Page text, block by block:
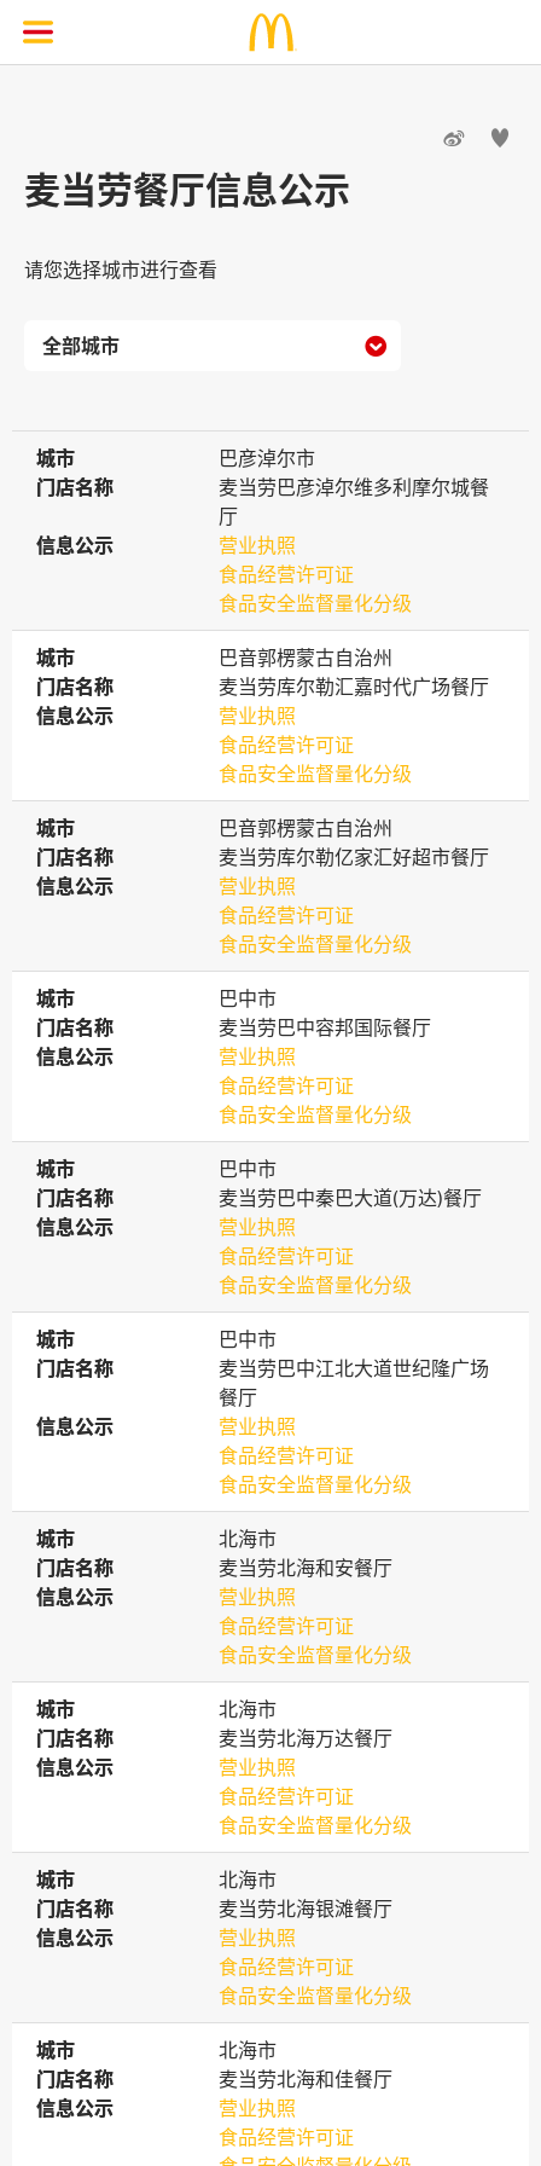
 
麦当劳餐厅信息公示
请您选择城市进行查看

城市
城市
巴彦淖尔市
门店名称
门店名称
麦当劳巴彦淖尔维多利摩尔城餐
厅
信息公示
信息公示
营业执照
食品经营许可证
食品安全监督量化分级
城市
城市
巴音郭楞蒙古自治州
门店名称
门店名称
麦当劳库尔勒汇嘉时代广场餐厅
信息公示
信息公示
营业执照
食品经营许可证
食品安全监督量化分级
城市
城市
巴音郭楞蒙古自治州
门店名称
门店名称
麦当劳库尔勒亿家汇好超市餐厅
信息公示
信息公示
营业执照
食品经营许可证
食品安全监督量化分级
城市
城市
巴中市
门店名称
门店名称
麦当劳巴中容邦国际餐厅
信息公示
信息公示
营业执照
食品经营许可证
食品安全监督量化分级
城市
城市
巴中市
门店名称
门店名称
麦当劳巴中秦巴大道(万达)餐厅
信息公示
信息公示
营业执照
食品经营许可证
食品安全监督量化分级
城市
城市
巴中市
门店名称
门店名称
麦当劳巴中江北大道世纪隆广场
餐厅
信息公示
信息公示
营业执照
食品经营许可证
食品安全监督量化分级
城市
城市
北海市
门店名称
门店名称
麦当劳北海和安餐厅
信息公示
信息公示
营业执照
食品经营许可证
食品安全监督量化分级
城市
城市
北海市
门店名称
门店名称
麦当劳北海万达餐厅
信息公示
信息公示
营业执照
食品经营许可证
食品安全监督量化分级
城市
城市
北海市
门店名称
门店名称
麦当劳北海银滩餐厅
信息公示
信息公示
营业执照
食品经营许可证
食品安全监督量化分级
城市
城市
北海市
门店名称
门店名称
麦当劳北海和佳餐厅
信息公示
信息公示
营业执照
食品经营许可证